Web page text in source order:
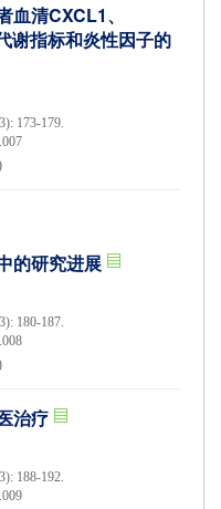
清CXCL1、
谢指标和炎性因子的
173-179.
的研究进展
180-187.
治疗
188-192.